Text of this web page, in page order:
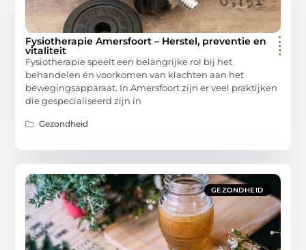
Fysiotherapie Amersfoort – Herstel, preventie en
vitaliteit
Fysiotherapie speelt een belangrijke rol bij het
behandelen én voorkomen van klachten aan het
bewegingsapparaat. In Amersfoort zijn er veel praktijken
die gespecialiseerd zijn in
Gezondheid
GEZONDHEID